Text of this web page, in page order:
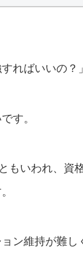
ればいいの？」
す。
もいわれ、資
ン維持が難